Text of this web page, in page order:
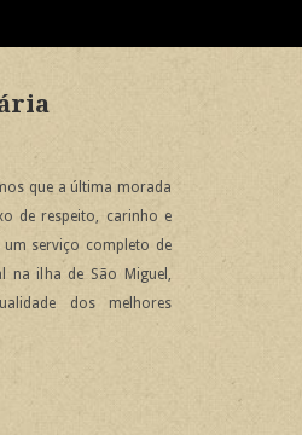
que a última morada
de respeito, carinho e
serviço completo de
na ilha de São Miguel,
dos melhores